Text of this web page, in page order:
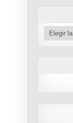
Categorías